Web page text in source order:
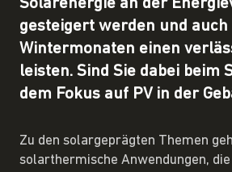
Solarenergie an der
gesteigert werden und auch
Wintermonaten einen
leisten. Sind Sie dabei beim
dem Fokus auf PV in der
Zu den solargeprägten Themen
solarthermische Anwendungen, die